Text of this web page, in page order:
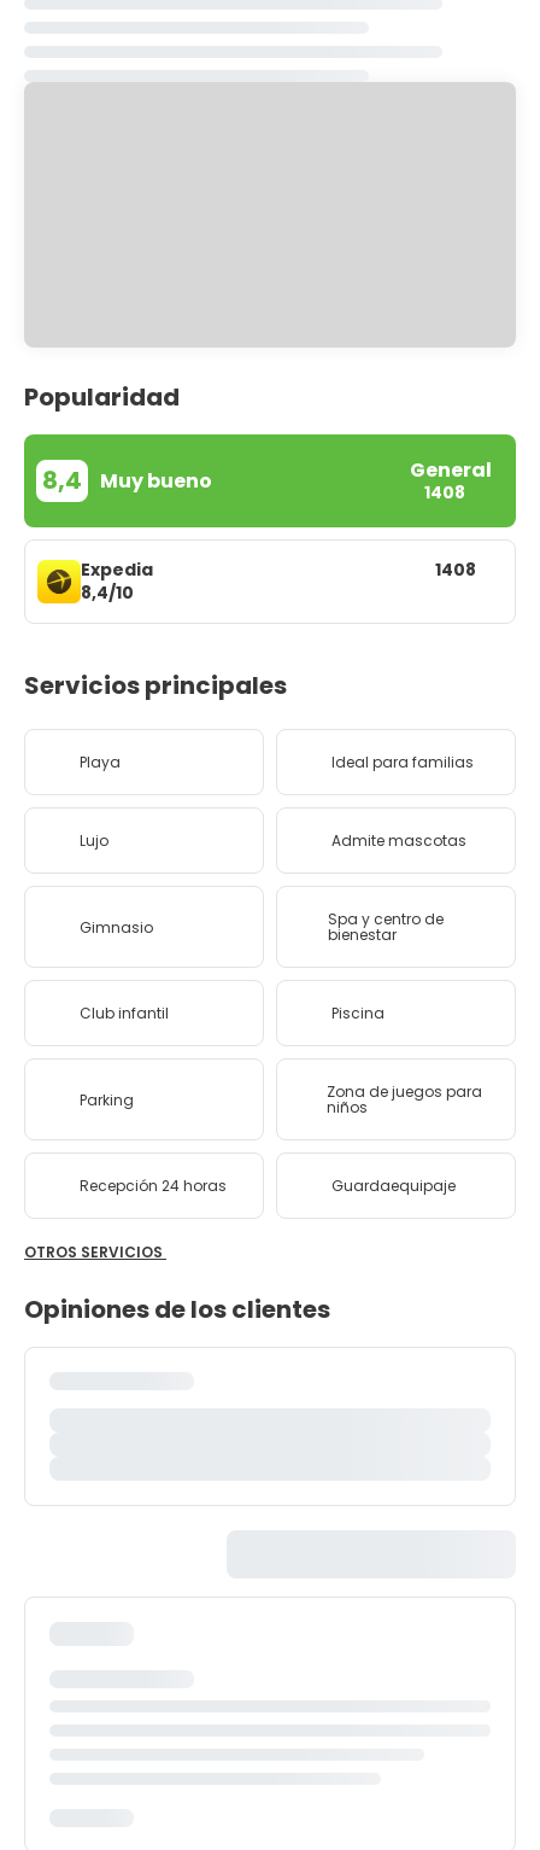
Popularidad
8,4 Muy bueno General
1408
Expedia
8,4/10
1408
Servicios principales
Playa Ideal para familias
Lujo Admite mascotas
Gimnasio Spa y centro de
bienestar
Club infantil Piscina
Parking Zona de juegos para
niños
Recepción 24 horas Guardaequipaje
OTROS SERVICIOS
Opiniones de los clientes